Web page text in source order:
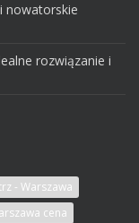
nowatorskie
rozwiązanie i
- Warszawa
cena